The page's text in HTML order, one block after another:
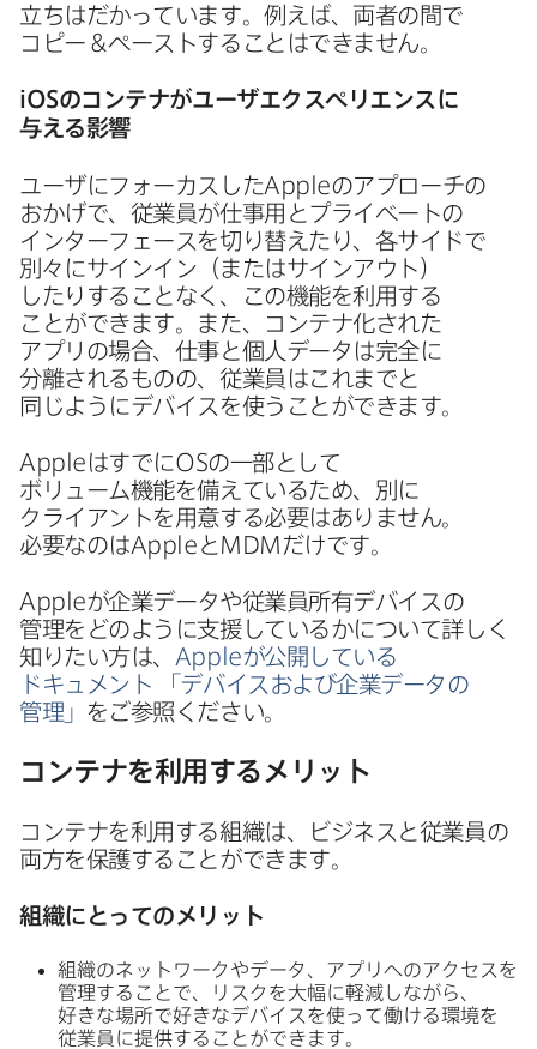
立ちは​だかっています。​例えば、​両者の​間で​
コピー＆ペーストする​ことは​できません。
iOSの​コンテナが​ユーザエクスペリエンスに​
与える​影響
ユーザに​フォーカスしたAppleの​アプローチの​
おかげで、​従業員が​仕事用と​プライベートの​
インターフェースを​切り替えたり、​各サイドで​
別々に​サインイン​（または​サインアウト）​
したりする​ことなく、​この機能を​利用する​
ことができます。​また、​コンテナ化された​
アプリの​場合、​仕事と​個人データは​完全に​
分離される​ものの、​従業員は​これまでと​
同じように​デバイスを​使うことができます。
Apple は​すでにOSの​一部と​して​
ボリューム機能を​備えている​ため、​別に​
クライアントを​用意する​必要は​ありません。​
必要なのはApple と MDM だけです。
Appleが​企業データや​従業員所有デバイスの​
管理を​どのように​支援しているかに​ついて​詳しく​
知りたい方は、 Appleが​公開している​
ドキュメント
「デバイスおよび​企業データの​
管理 」 を​ご参照ください。
コンテナを​利用する​メリット
コンテナを​利用する​組織は、​ビジネスと​従業員の​
両方を​保護する​ことができます。
組織に​とっての​メリット
組織の​ネットワークや​データ、​アプリへの​アクセスを​
管理する​ことで、​リスクを​大幅に​軽減しながら、​
好きな​場所で​好きな​デバイスを​使って​働ける​環境を​
従業員に​提供する​ことができます。